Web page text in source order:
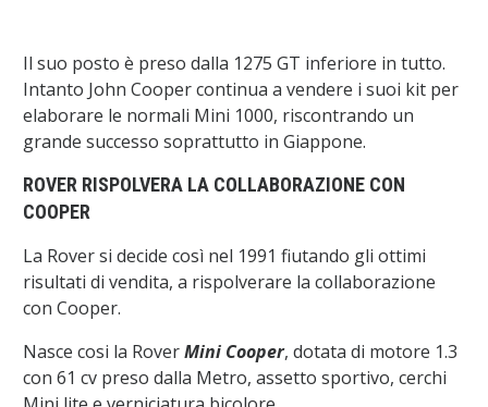
Il suo posto è preso dalla 1275 GT inferiore in tutto.
Intanto John Cooper continua a vendere i suoi kit per
elaborare le normali Mini 1000, riscontrando un
grande successo soprattutto in Giappone.
ROVER RISPOLVERA LA COLLABORAZIONE CON
COOPER
La Rover si decide così nel 1991 fiutando gli ottimi
risultati di vendita, a rispolverare la collaborazione
con Cooper.
Nasce cosi la RoverMini Cooper, dotata di motore 1.3
con 61 cv preso dalla Metro, assetto sportivo, cerchi